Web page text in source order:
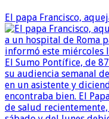
El papa Francisco,